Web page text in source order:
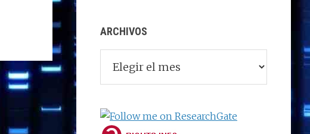
ARCHIVOS